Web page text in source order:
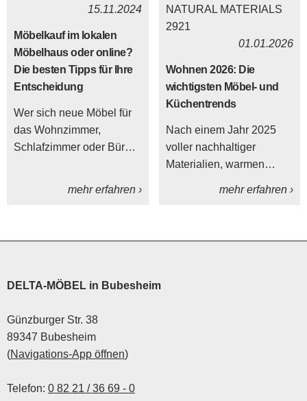
DELTA-MÖBEL freuen wir
Abschlussprüfungen
erfolgreich bestanden
haben.
15.11.2024
Möbelkauf im lokalen
Möbelhaus oder online?
Die besten Tipps für Ihre
Entscheidung
Wer sich neue Möbel für
das Wohnzimmer,
Schlafzimmer oder Büro
mehr erfahren ›
01.01.2026
Wohnen 2026: Die
wichtigsten Möbel- und
Küchentrends
Nach einem Jahr 2025
voller nachhaltiger
Materialien, warmen
mehr erfahren ›
DELTA-MÖBEL in Bubesheim
Günzburger Str. 38
89347 Bubesheim
(Navigations-App öffnen)
Telefon: 0 82 21 / 36 69 - 0